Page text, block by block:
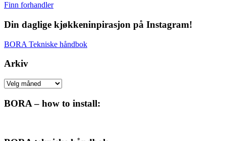
Finn forhandler
Din daglige kjøkkeninpirasjon på Instagram!
BORA Tekniske håndbok
Arkiv
Arkiv
BORA – how to install: